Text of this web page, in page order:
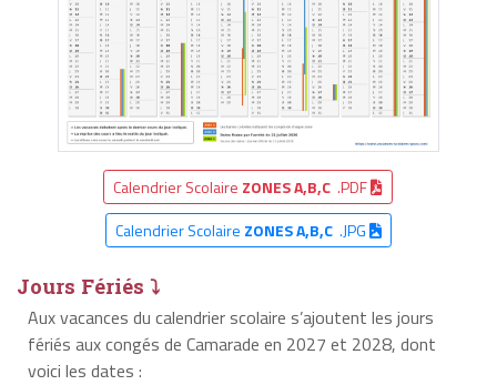
Calendrier Scolaire ZONES A,B,C .PDF
Calendrier Scolaire ZONES A,B,C.JPG
Jours Fériés ⤵
Aux vacances du calendrier scolaire s’ajoutent les jours
fériés aux congés de Camarade en 2027 et 2028, dont
voici les dates :